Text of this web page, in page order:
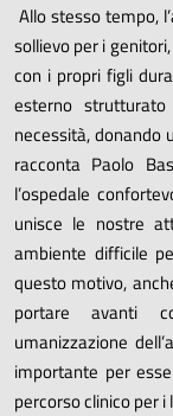
Allo stesso tempo,
sollievo per i
con i propri figli
esterno
necessità, donando
racconta Paolo
l’ospedale
unisce le nostre
ambiente difficile
questo motivo,
portare avanti
umanizzazione
importante per
percorso clinico per i